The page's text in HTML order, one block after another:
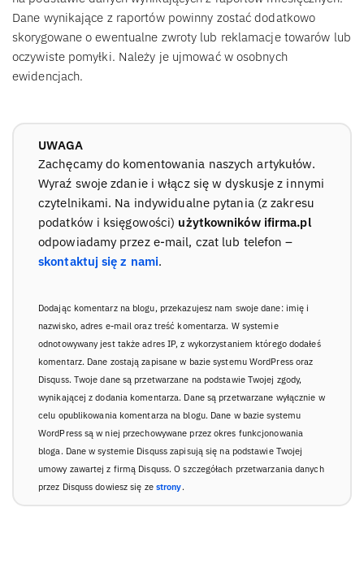
Dane wynikające z raportów powinny zostać dodatkowo
skorygowane o ewentualne zwroty lub reklamacje towarów lub
oczywiste pomyłki. Należy je ujmować w osobnych
ewidencjach.
UWAGA
Zachęcamy do komentowania naszych artykułów.
Wyraź swoje zdanie i włącz się w dyskusje z innymi
czytelnikami. Na indywidualne pytania (z zakresu
podatków i księgowości) użytkowników ifirma.pl
odpowiadamy przez e-mail, czat lub telefon –
skontaktuj się z nami.
Dodając komentarz na blogu, przekazujesz nam swoje dane: imię i
nazwisko, adres e-mail oraz treść komentarza. W systemie
odnotowywany jest także adres IP, z wykorzystaniem którego dodałeś
komentarz. Dane zostają zapisane w bazie systemu WordPress oraz
Disquss. Twoje dane są przetwarzane na podstawie Twojej zgody,
wynikającej z dodania komentarza. Dane są przetwarzane wyłącznie w
celu opublikowania komentarza na blogu. Dane w bazie systemu
WordPress są w niej przechowywane przez okres funkcjonowania
bloga. Dane w systemie Disquss zapisują się na podstawie Twojej
umowy zawartej z firmą Disquss. O szczegółach przetwarzania danych
przez Disquss dowiesz się ze strony.